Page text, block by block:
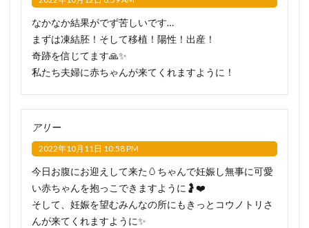
なかなか結果がでず苦しいです…
まずは凍結胚！そして移植！陽性！出産！
奇跡を信じてます🙏✨
私たち夫婦に赤ちゃんが来てくれますように！
アリー
2022年10月11日 10:58 PM
今日お腹にお迎えして来た🥚ちゃんで妊娠し無事に可愛
い赤ちゃんを抱っこできますように🤰❤️
そして、妊娠を望むみんなの所にもきっとコウノトリさ
んが来てくれますように✨